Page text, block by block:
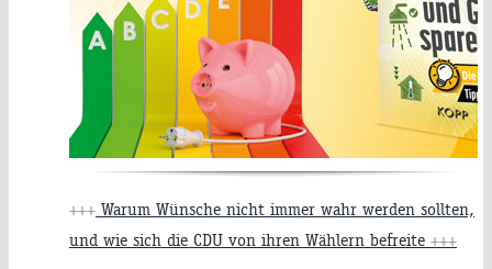
+++ Warum Wünsche nicht immer wahr werden sollten,
und wie sich die CDU von ihren Wählern befreite +++